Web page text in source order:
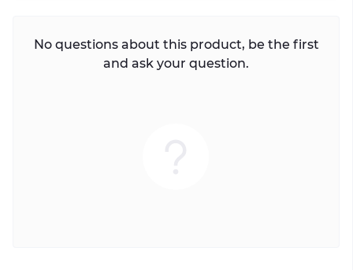
No questions about this product, be the first
and ask your question.